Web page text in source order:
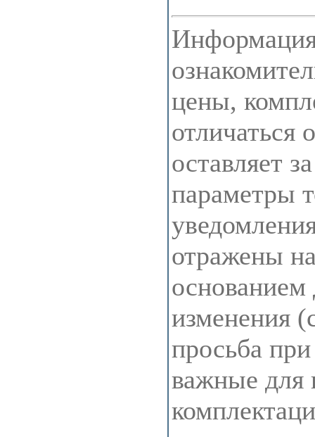
Информация
цены,
отличаться
оставляет
параметры
отражены
основанием
изменения
просьба
важные для